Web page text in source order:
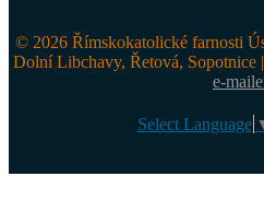
© 2026 Římskokatolické farnosti
Dolní Libchavy, Řetová, Sopotnice |
e-
Select Language